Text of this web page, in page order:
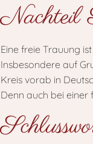
Nachteil
Eine freie Trauung
Insbesondere auf
Kreis vorab in
Denn auch bei